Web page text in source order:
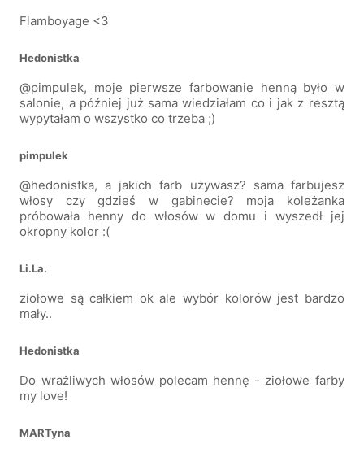
Flamboyage <3
Hedonistka
@pimpulek, moje pierwsze farbowanie henną było w
salonie, a później już sama wiedziałam co i jak z resztą
wypytałam o wszystko co trzeba ;)
pimpulek
@hedonistka, a jakich farb używasz? sama farbujesz
włosy czy gdzieś w gabinecie? moja koleżanka
próbowała henny do włosów w domu i wyszedł jej
okropny kolor :(
Li.La.
ziołowe są całkiem ok ale wybór kolorów jest bardzo
mały..
Hedonistka
Do wrażliwych włosów polecam hennę - ziołowe farby
my love!
MARTyna